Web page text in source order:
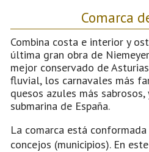
Comarca
Combina costa e interior y
última gran obra de
mejor conservado de
fluvial, los carnavales más
quesos azules más
submarina de España.
La comarca está
concejos (municipios). En